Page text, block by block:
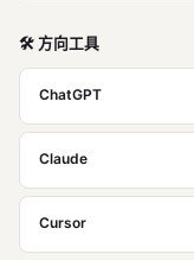
🛠️ 方向工具
ChatGPT
Claude
Cursor